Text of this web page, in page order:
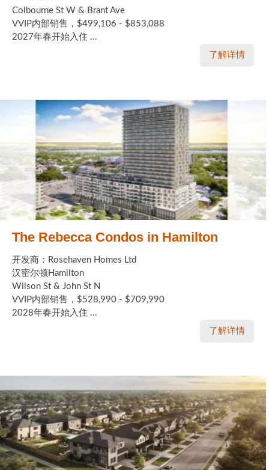
Colbourne St W & Brant Ave
VVIP内部销售，$499,106 - $853,088
2027年春开始入住 ...
了解详情
The Rebecca Condos in Hamilton
开发商：Rosehaven Homes Ltd
汉密尔顿Hamilton
Wilson St & John St N
VVIP内部销售，$528,990 - $709,990
2028年春开始入住 ...
了解详情